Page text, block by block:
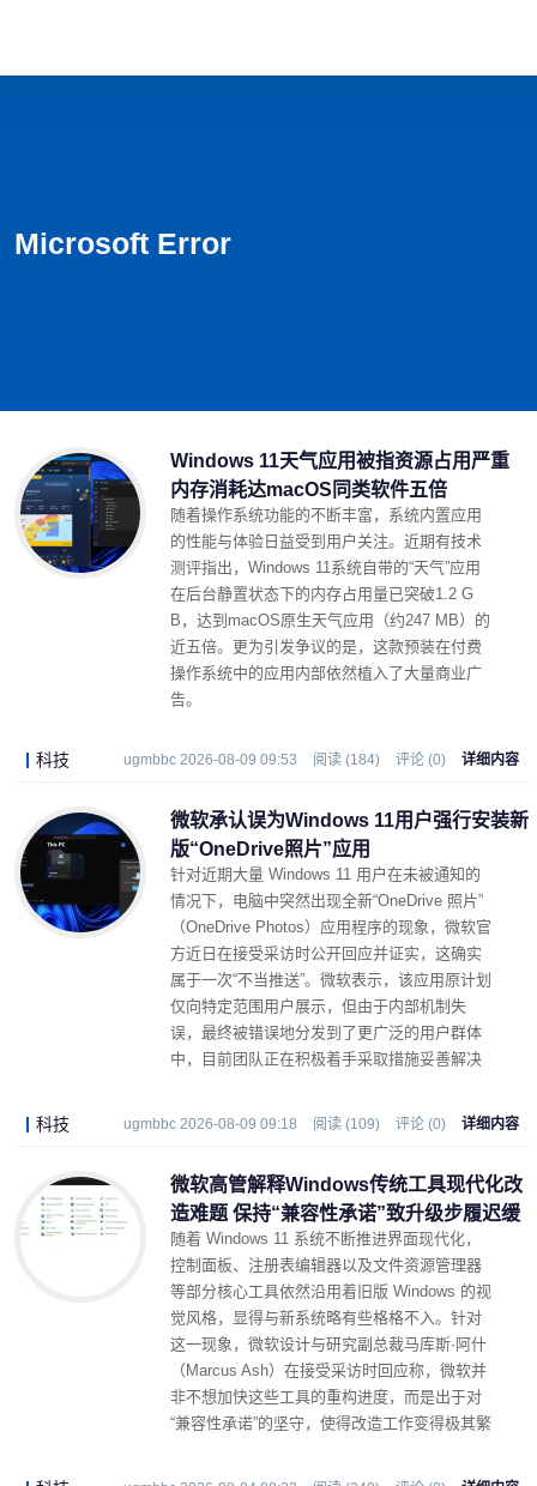
Microsoft Error
Windows 11天气应用被指资源占用严重
内存消耗达macOS同类软件五倍
随着操作系统功能的不断丰富，系统内置应用
的性能与体验日益受到用户关注。近期有技术
测评指出，Windows 11系统自带的“天气”应用
在后台静置状态下的内存占用量已突破1.2 G
B，达到macOS原生天气应用（约247 MB）的
近五倍。更为引发争议的是，这款预装在付费
操作系统中的应用内部依然植入了大量商业广
告。
科技 ugmbbc 2026-08-09 09:53 阅读 (184) 评论 (0) 详细内容
微软承认误为Windows 11用户强行安装新
版“OneDrive照片”应用
针对近期大量 Windows 11 用户在未被通知的
情况下，电脑中突然出现全新“OneDrive 照片”
（OneDrive Photos）应用程序的现象，微软官
方近日在接受采访时公开回应并证实，这确实
属于一次“不当推送”。微软表示，该应用原计划
仅向特定范围用户展示，但由于内部机制失
误，最终被错误地分发到了更广泛的用户群体
中，目前团队正在积极着手采取措施妥善解决
科技 ugmbbc 2026-08-09 09:18 阅读 (109) 评论 (0) 详细内容
微软高管解释Windows传统工具现代化改
造难题 保持“兼容性承诺”致升级步履迟缓
随着 Windows 11 系统不断推进界面现代化，
控制面板、注册表编辑器以及文件资源管理器
等部分核心工具依然沿用着旧版 Windows 的视
觉风格，显得与新系统略有些格格不入。针对
这一现象，微软设计与研究副总裁马库斯·阿什
（Marcus Ash）在接受采访时回应称，微软并
非不想加快这些工具的重构进度，而是出于对
“兼容性承诺”的坚守，使得改造工作变得极其繁